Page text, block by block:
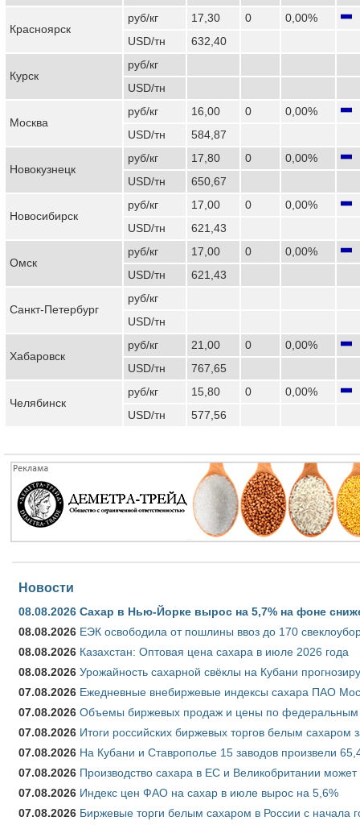
Красноярск
руб/кг 17,30 0
0,00%
USD/тн
632,40
Курск
руб/кг
USD/тн
Москва
руб/кг 16,00 0
0,00%
USD/тн
584,87
Новокузнецк
руб/кг 17,80 0
0,00%
USD/тн
650,67
Новосибирск
руб/кг 17,00 0
0,00%
USD/тн
621,43
Омск
руб/кг 17,00 0
0,00%
USD/тн
621,43
Санкт-Петербург
руб/кг
USD/тн
Хабаровск
руб/кг 21,00 0
0,00%
USD/тн
767,65
Челябинск
руб/кг 15,80 0
0,00%
USD/тн
577,56
Новости
08.08.2026 Сахар в Нью-Йорке вырос на 5,7% на фоне
08.08.2026 ЕЭК освободила от пошлины ввоз до 170
08.08.2026 Казахстан: Оптовая цена сахара в июле 2026 года
08.08.2026 Урожайность сахарной свёклы на Кубани
07.08.2026 Ежедневные внебиржевые индексы сахара ПАО
07.08.2026 Объемы биржевых продаж и цены по федеральным
07.08.2026 Итоги российских биржевых торгов белым сахаром
07.08.2026 На Кубани и Ставрополье 15 заводов произвели
07.08.2026 Производство сахара в ЕС и Великобритании
07.08.2026 Индекс цен ФАО на сахар в июле вырос на 5,6%
07.08.2026 Биржевые торги белым сахаром в России с начала